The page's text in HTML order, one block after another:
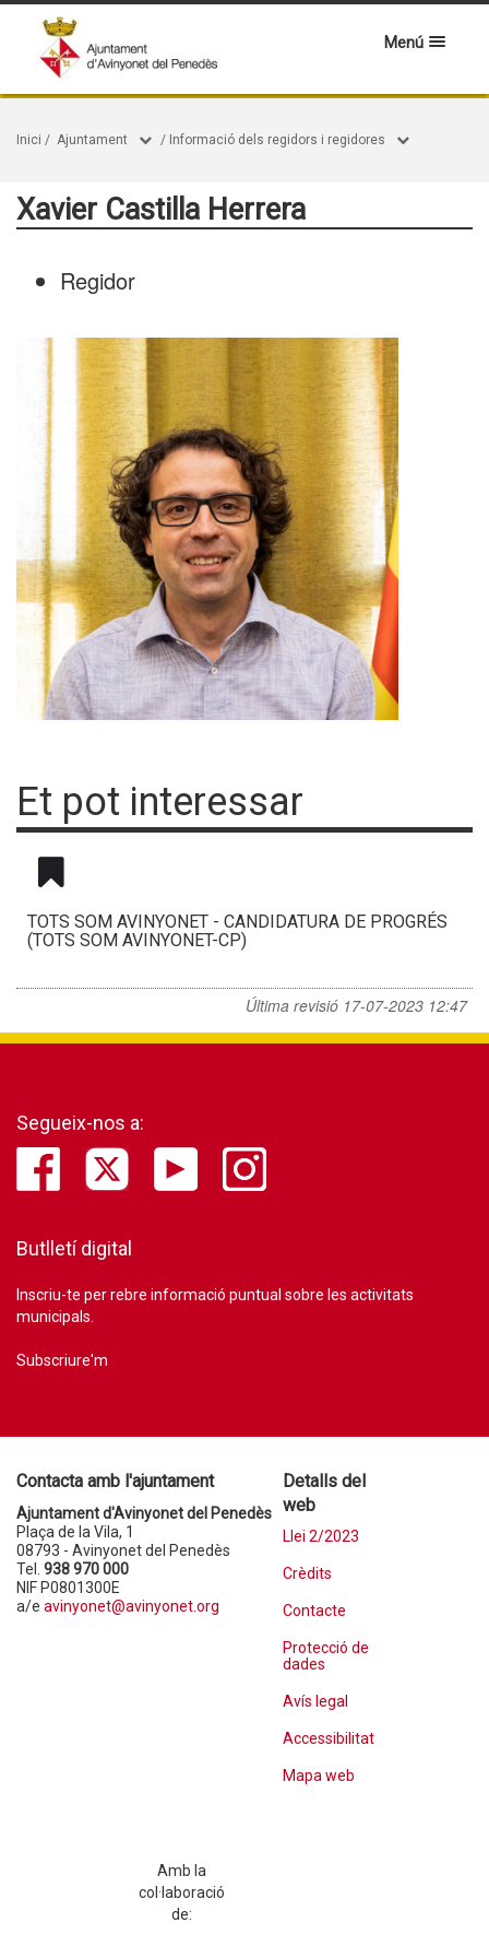
Menú
Inici / Ajuntament / Informació dels regidors i regidores
Xavier Castilla Herrera
Regidor
Et pot interessar
TOTS SOM AVINYONET - CANDIDATURA DE PROGRÉS
(TOTS SOM AVINYONET-CP)
Última revisió 17-07-2023 12:47
Segueix-nos a:
Butlletí digital
Inscriu-te per rebre informació puntual sobre les activitats
municipals.
Subscriure'm
Contacta amb l'ajuntament
Ajuntament d'Avinyonet del Penedès
Plaça de la Vila, 1
08793 - Avinyonet del Penedès
Tel. 938 970 000
NIF P0801300E
a/e avinyonet@avinyonet.org
Detalls del
web
Llei 2/2023
Crèdits
Contacte
Protecció de
dades
Avís legal
Accessibilitat
Mapa web
Amb la
col·laboració
de: